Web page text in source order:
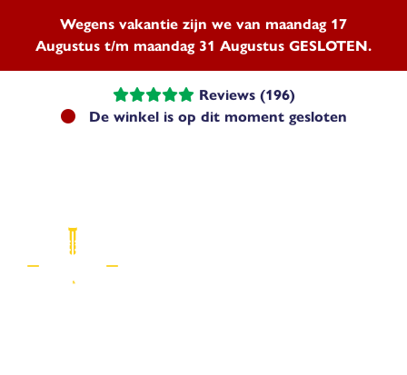
Wegens vakantie zijn we van maandag 17
Augustus t/m maandag 31 Augustus GESLOTEN.
Reviews (196)
De winkel is op dit moment gesloten